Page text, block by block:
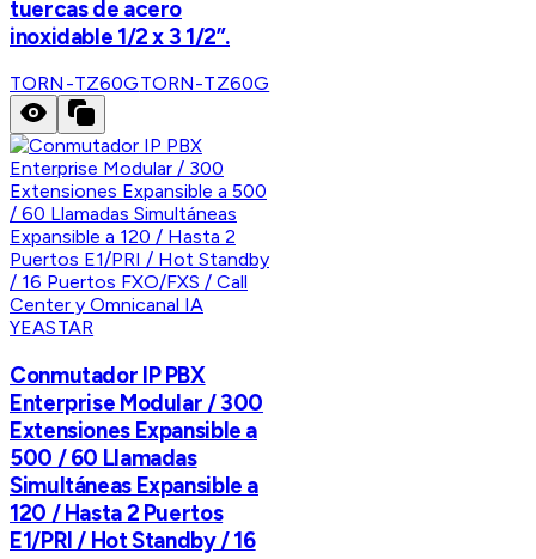
tuercas de acero
inoxidable 1/2 x 3 1/2”.
TORN-TZ60GTORN-TZ60G
YEASTAR
Conmutador IP PBX
Enterprise Modular / 300
Extensiones Expansible a
500 / 60 Llamadas
Simultáneas Expansible a
120 / Hasta 2 Puertos
E1/PRI / Hot Standby / 16